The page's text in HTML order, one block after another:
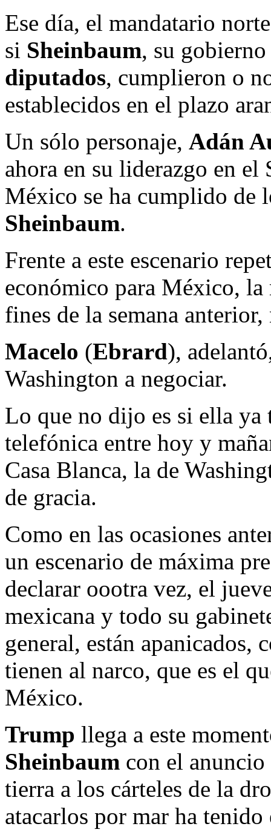
Ese día, el mandatario
si Sheinbaum, su
diputados, cumplieron o
establecidos en el plazo
Un sólo personaje, Adán
ahora en su liderazgo en el
México se ha cumplido de
Sheinbaum.
Frente a este escenario
económico para México,
fines de la semana anterior,
Macelo (Ebrard),
Washington a negociar.
Lo que no dijo es si ella ya
telefónica entre hoy y
Casa Blanca, la de
de gracia.
Como en las ocasiones
un escenario de máxima
declarar oootra vez, el
mexicana y todo su
general, están apanicados,
tienen al narco, que es el
México.
Trump llega a este
Sheinbaum con el
tierra a los cárteles de la
atacarlos por mar ha